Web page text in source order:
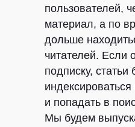
пользователей,
материал, а по
дольше
читателей. Если
подписку, статьи
и попадать в
Мы будем